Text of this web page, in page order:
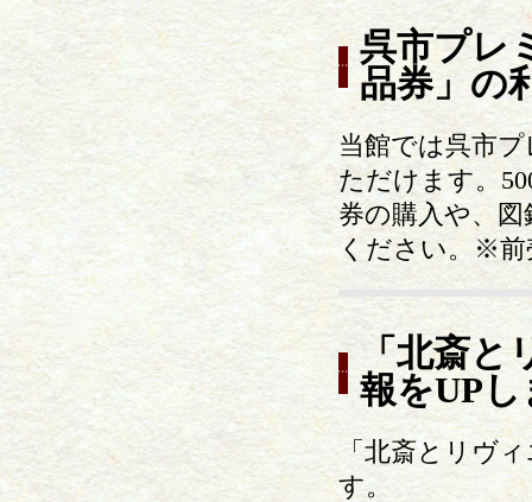
呉市プレ
品券」の
当館では呉市
ただけます。
券の購入や、
ください。※前
「北斎と
報をUP
「北斎とリヴ
す。